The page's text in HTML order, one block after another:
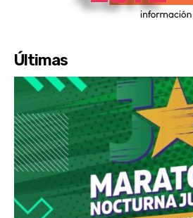
Últimas